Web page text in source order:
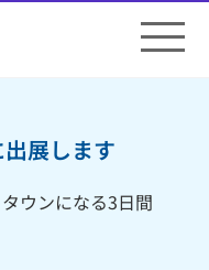
展します
ウンになる3日間